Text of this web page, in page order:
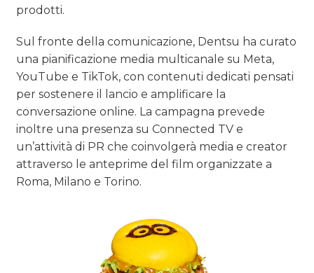
prodotti.
Sul fronte della comunicazione, Dentsu ha curato
una pianificazione media multicanale su Meta,
YouTube e TikTok, con contenuti dedicati pensati
per sostenere il lancio e amplificare la
conversazione online. La campagna prevede
inoltre una presenza su Connected TV e
un’attività di PR che coinvolgerà media e creator
attraverso le anteprime del film organizzate a
Roma, Milano e Torino.